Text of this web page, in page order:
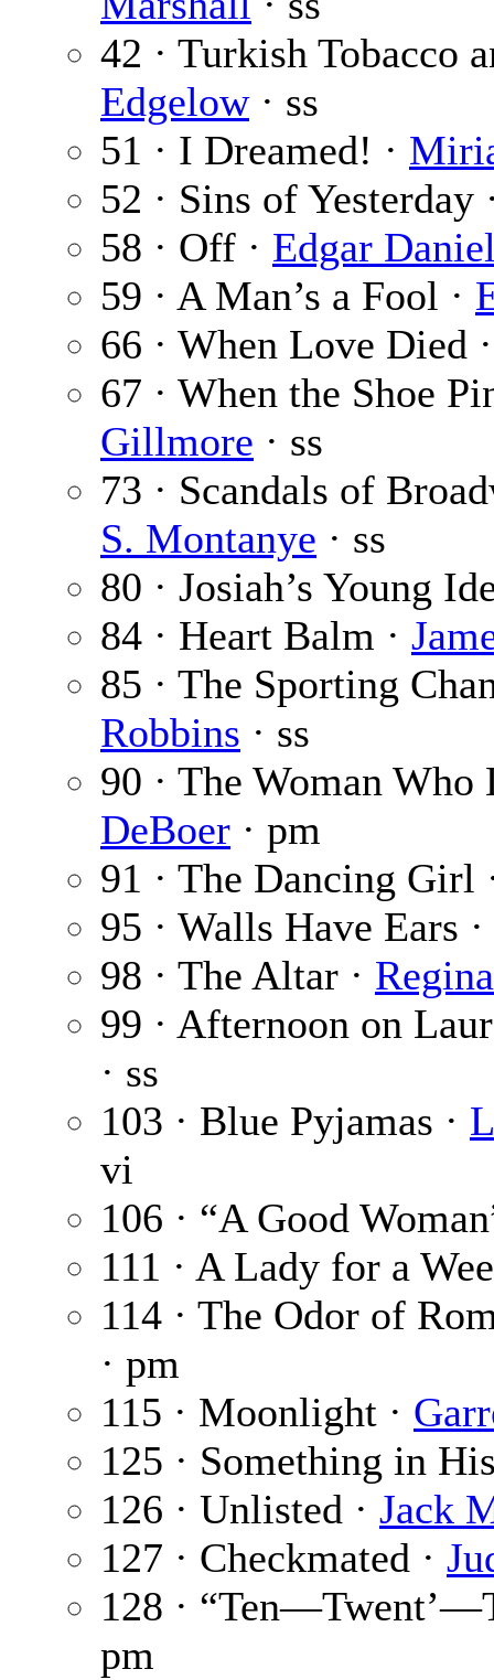
42 · Turkish Tobacco
Edgelow· ss
51 · I Dreamed! ·
52 · Sins of Yesterday
58 · Off · Edgar
59 · A Man’s a Fool ·
66 · When Love Died
67 · When the Shoe
Gillmore · ss
73 · Scandals of
S. Montanye · ss
80 · Josiah’s Young
84 · Heart Balm ·
85 · The Sporting
Robbins · ss
90 · The Woman
DeBoer · pm
91 · The Dancing Girl
95 · Walls Have Ears ·
98 · The Altar ·
99 · Afternoon on
· ss
103 · Blue Pyjamas ·
vi
106 · “A Good
111 · A Lady for a
114 · The Odor of
· pm
115 · Moonlight ·
125 · Something in
126 · Unlisted · Jack
127 · Checkmated ·
128 ·
pm